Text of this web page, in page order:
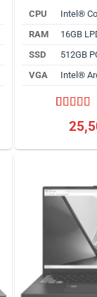
CPU
Intel®
RAM
16GB
SSD
512GB
VGA
Intel®
4.67 trên
dựa trên